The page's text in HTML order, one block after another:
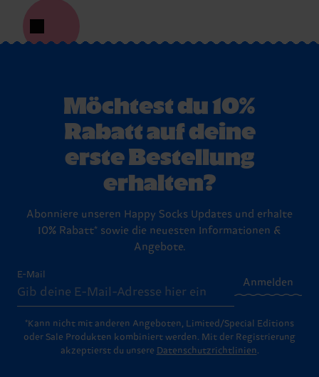
Möchtest du 10%
Rabatt auf deine
erste Bestellung
erhalten?
Abonniere unseren Happy Socks Updates und erhalte
10% Rabatt* sowie die neuesten Informationen &
Angebote.
E-Mail
Anmelden
*Kann nicht mit anderen Angeboten, Limited/Special Editions
oder Sale Produkten kombiniert werden. Mit der Registrierung
akzeptierst du unsere Datenschutzrichtlinien.